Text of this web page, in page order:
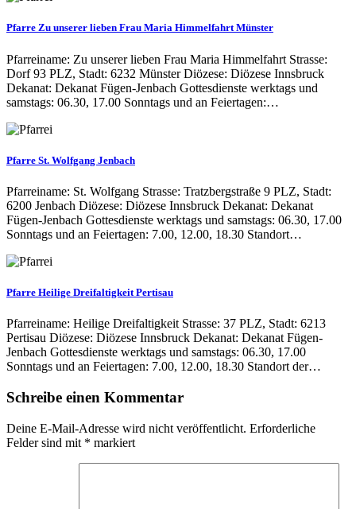
Pfarre Zu unserer lieben Frau Maria Himmelfahrt Münster
Pfarreiname: Zu unserer lieben Frau Maria Himmelfahrt Strasse:
Dorf 93 PLZ, Stadt: 6232 Münster Diözese: Diözese Innsbruck
Dekanat: Dekanat Fügen-Jenbach Gottesdienste werktags und
samstags: 06.30, 17.00 Sonntags und an Feiertagen:…
Pfarre St. Wolfgang Jenbach
Pfarreiname: St. Wolfgang Strasse: Tratzbergstraße 9 PLZ, Stadt:
6200 Jenbach Diözese: Diözese Innsbruck Dekanat: Dekanat
Fügen-Jenbach Gottesdienste werktags und samstags: 06.30, 17.00
Sonntags und an Feiertagen: 7.00, 12.00, 18.30 Standort…
Pfarre Heilige Dreifaltigkeit Pertisau
Pfarreiname: Heilige Dreifaltigkeit Strasse: 37 PLZ, Stadt: 6213
Pertisau Diözese: Diözese Innsbruck Dekanat: Dekanat Fügen-
Jenbach Gottesdienste werktags und samstags: 06.30, 17.00
Sonntags und an Feiertagen: 7.00, 12.00, 18.30 Standort der…
Schreibe einen Kommentar
Deine E-Mail-Adresse wird nicht veröffentlicht. Erforderliche
Felder sind mit * markiert